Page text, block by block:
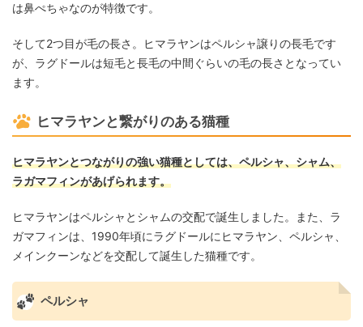
は鼻ぺちゃなのが特徴です。
そして2つ目が毛の長さ。ヒマラヤンはペルシャ譲りの長毛です
が、ラグドールは短毛と長毛の中間ぐらいの毛の長さとなってい
ます。
ヒマラヤンと繋がりのある猫種
ヒマラヤンとつながりの強い猫種としては、ペルシャ、シャム、
ラガマフィンがあげられます。
ヒマラヤンはペルシャとシャムの交配で誕生しました。また、ラ
ガマフィンは、1990年頃にラグドールにヒマラヤン、ペルシャ、
メインクーンなどを交配して誕生した猫種です。
ペルシャ